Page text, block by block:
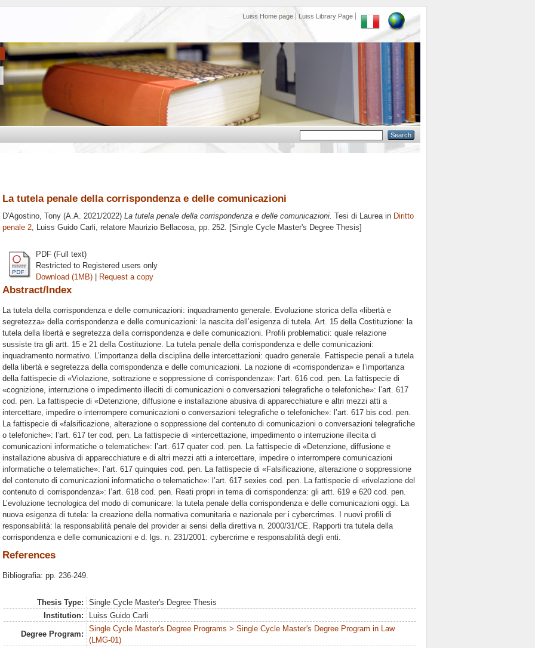
Luiss Home page Luiss Library Page
La tutela penale della corrispondenza e delle comunicazioni
D'Agostino, Tony (A.A. 2021/2022) La tutela penale della corrispondenza e delle comunicazioni. Tesi di Laurea in Diritto
penale 2, Luiss Guido Carli, relatore Maurizio Bellacosa, pp. 252. [Single Cycle Master's Degree Thesis]
PDF (Full text)
Restricted to Registered users only
Download (1MB) | Request a copy
Abstract/Index
La tutela della corrispondenza e delle comunicazioni: inquadramento generale. Evoluzione storica della «libertà e
segretezza» della corrispondenza e delle comunicazioni: la nascita dell’esigenza di tutela. Art. 15 della Costituzione: la
tutela della libertà e segretezza della corrispondenza e delle comunicazioni. Profili problematici: quale relazione
sussiste tra gli artt. 15 e 21 della Costituzione. La tutela penale della corrispondenza e delle comunicazioni:
inquadramento normativo. L’importanza della disciplina delle intercettazioni: quadro generale. Fattispecie penali a tutela
della libertà e segretezza della corrispondenza e delle comunicazioni. La nozione di «corrispondenza» e l’importanza
della fattispecie di «Violazione, sottrazione e soppressione di corrispondenza»: l’art. 616 cod. pen. La fattispecie di
«cognizione, interruzione o impedimento illeciti di comunicazioni o conversazioni telegrafiche o telefoniche»: l’art. 617
cod. pen. La fattispecie di «Detenzione, diffusione e installazione abusiva di apparecchiature e altri mezzi atti a
intercettare, impedire o interrompere comunicazioni o conversazioni telegrafiche o telefoniche»: l’art. 617 bis cod. pen.
La fattispecie di «falsificazione, alterazione o soppressione del contenuto di comunicazioni o conversazioni telegrafiche
o telefoniche»: l’art. 617 ter cod. pen. La fattispecie di «intercettazione, impedimento o interruzione illecita di
comunicazioni informatiche o telematiche»: l’art. 617 quater cod. pen. La fattispecie di «Detenzione, diffusione e
installazione abusiva di apparecchiature e di altri mezzi atti a intercettare, impedire o interrompere comunicazioni
informatiche o telematiche»: l’art. 617 quinquies cod. pen. La fattispecie di «Falsificazione, alterazione o soppressione
del contenuto di comunicazioni informatiche o telematiche»: l’art. 617 sexies cod. pen. La fattispecie di «rivelazione del
contenuto di corrispondenza»: l’art. 618 cod. pen. Reati propri in tema di corrispondenza: gli artt. 619 e 620 cod. pen.
L’evoluzione tecnologica del modo di comunicare: la tutela penale della corrispondenza e delle comunicazioni oggi. La
nuova esigenza di tutela: la creazione della normativa comunitaria e nazionale per i cybercrimes. I nuovi profili di
responsabilità: la responsabilità penale del provider ai sensi della direttiva n. 2000/31/CE. Rapporti tra tutela della
corrispondenza e delle comunicazioni e d. lgs. n. 231/2001: cybercrime e responsabilità degli enti.
References
Bibliografia: pp. 236-249.
Thesis Type:
Single Cycle Master's Degree Thesis
Institution:
Luiss Guido Carli
Degree Program:
Single Cycle Master's Degree Programs > Single Cycle Master's Degree Program in Law
(LMG-01)